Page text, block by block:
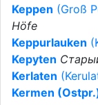
Keppen (Groß
Höfe
Keppurlauken
Kepyten
Kerlaten
Kermen